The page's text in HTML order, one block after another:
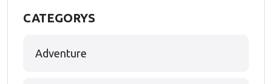
CATEGORYS
Adventure